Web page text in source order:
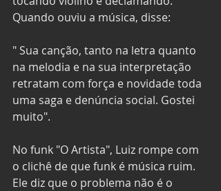
Quando ouviu a música, disse:
" Sua canção, tanto na letra quanto
na melodia e na sua interpretação
retratam com força e novidade toda
uma saga e denúncia social. Gostei
muito".
No funk "O Artista", Luiz rompe com
o clichê de que funk é música ruim.
Ele diz que o problema não é o